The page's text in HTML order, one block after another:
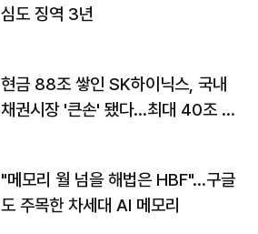
심도 징역 3년
현금 88조 쌓인 SK하이닉스, 국내
채권시장 '큰손' 됐다…최대 40조 투
"메모리 월 넘을 해법은 HBF"…구글
도 주목한 차세대 AI 메모리